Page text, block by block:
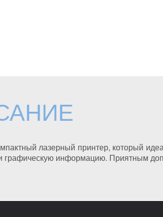
лазерный принтер, который
графическую информацию. Приятным